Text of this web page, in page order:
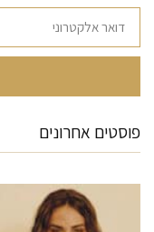
פוסטים אחרונים